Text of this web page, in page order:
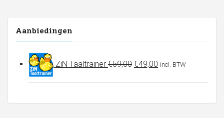
Aanbiedingen
ZiN Taaltrainer €59,00
prijs
was:
€49,00
prijs
is:
incl. BTW